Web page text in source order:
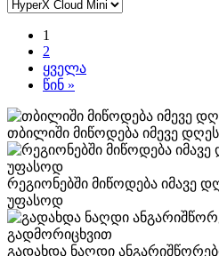
1
2
ყველა
წინ »
თბილიში მიწოდება იმევე
რეგიონებში მიწოდება იმავე
უფასოდ
გადახდა ნაღდი